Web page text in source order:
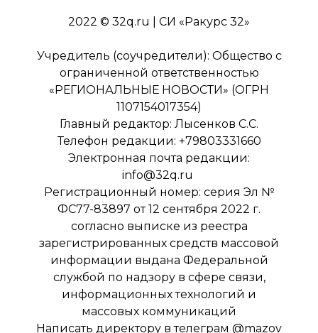
2022 © 32q.ru | СИ «Ракурс 32»
Учредитель (соучредители): Общество с
ограниченной ответственностью
«РЕГИОНАЛЬНЫЕ НОВОСТИ» (ОГРН
1107154017354)
Главный редактор: Лысенков С.С.
Телефон редакции: +79803331660
Электронная почта редакции:
info@32q.ru
Регистрационный номер: серия Эл №
ФС77-83897 от 12 сентября 2022 г.
согласно выписке из реестра
зарегистрированных средств массовой
информации выдана Федеральной
службой по надзору в сфере связи,
информационных технологий и
массовых коммуникаций
Написать директору в телеграм @mazov